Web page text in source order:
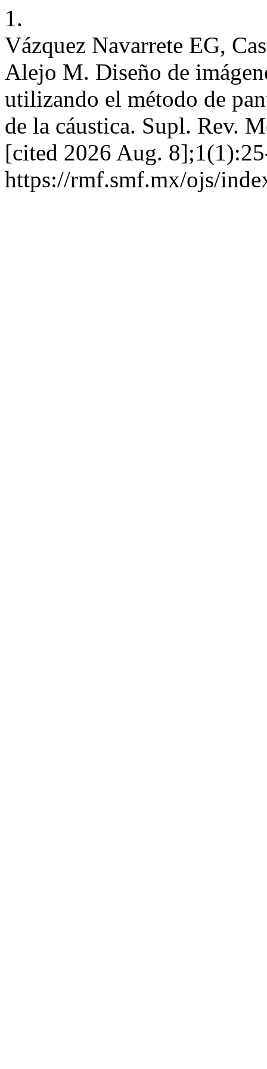
1.
Vázquez Navarrete EG,
Alejo M. Diseño de
utilizando el método de
de la cáustica. Supl. Rev.
[cited 2026 Aug.
https://rmf.smf.mx/ojs/